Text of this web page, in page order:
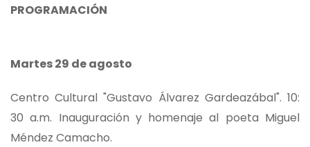
PROGRAMACIÓN
Martes 29 de agosto
Centro Cultural "Gustavo Álvarez Gardeazábal". 10:
30 a.m. Inauguración y homenaje al poeta Miguel
Méndez Camacho.